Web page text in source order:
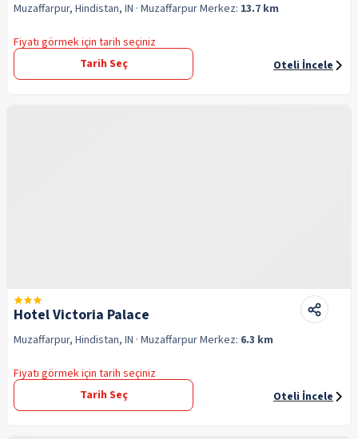
Muzaffarpur, Hindistan, IN · MuzaffarpurMerkez: 13.7 km
Fiyatı görmek için tarih seçiniz
Tarih Seç
Oteli İncele
Hotel Victoria Palace
Muzaffarpur, Hindistan, IN · MuzaffarpurMerkez: 6.3 km
Fiyatı görmek için tarih seçiniz
Tarih Seç
Oteli İncele